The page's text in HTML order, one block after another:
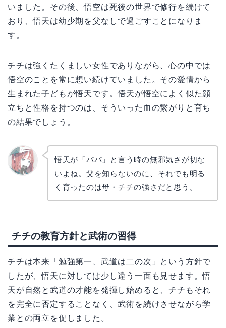
いました。その後、悟空は死後の世界で修行を続けて
おり、悟天は幼少期を父なしで過ごすことになりま
す。
チチは強くたくましい女性でありながら、心の中では
悟空のことを常に想い続けていました。その愛情から
生まれた子どもが悟天です。悟天が悟空によく似た顔
立ちと性格を持つのは、そういった血の繋がりと育ち
の結果でしょう。
悟天が「パパ」と言う時の無邪気さが切な
いよね。父を知らないのに、それでも明る
く育ったのは母・チチの強さだと思う。
チチの教育方針と武術の習得
チチは本来「勉強第一、武道は二の次」という方針で
したが、悟天に対しては少し違う一面も見せます。悟
天が自然と武道の才能を発揮し始めると、チチもそれ
を完全に否定することなく、武術を続けさせながら学
業との両立を促しました。